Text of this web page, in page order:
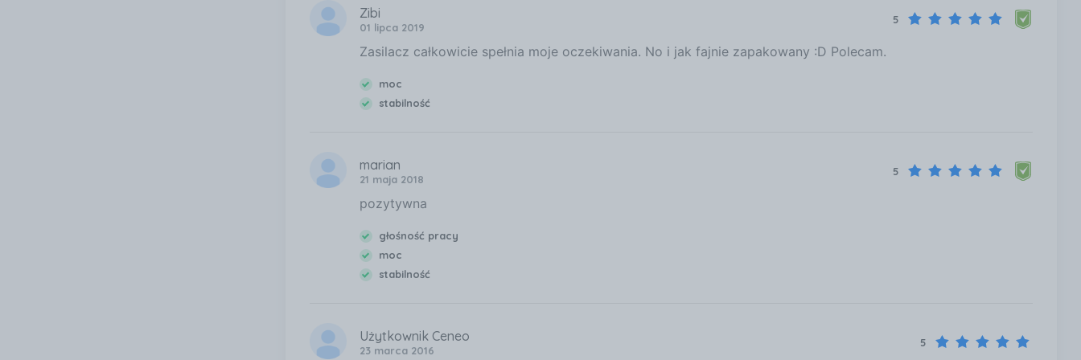
Zibi
01 lipca 2019
5
Zasilacz całkowicie spełnia moje oczekiwania. No i jak fajnie zapakowany :D Polecam.
moc
stabilność
marian
21 maja 2018
5
pozytywna
głośność pracy
moc
stabilność
Użytkownik Ceneo
23 marca 2016
5